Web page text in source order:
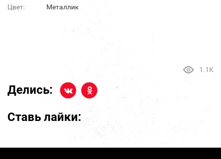
Цвет:
Металлик
1.1K
Делись:
Ставь лайки: